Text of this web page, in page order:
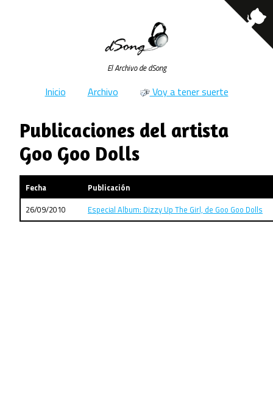
El Archivo de dSong
Inicio Archivo Voy a tener suerte
Publicaciones del artista
Goo Goo Dolls
Fecha
Publicación
26/09/2010
Especial Album: Dizzy Up The Girl, de Goo Goo Dolls